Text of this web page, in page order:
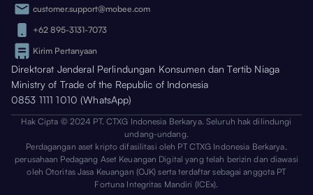
customer.support@mobee.com
+62 895-3131-7073
Kirim Pertanyaan
Direktorat Jenderal Perlindungan Konsumen dan Tertib Niaga
Ministry of Trade of the Republic of Indonesia
0853 1111 1010 (WhatsApp)
Hak Cipta © 2024 PT. CTXG Indonesia Berkarya. Seluruh hak dilindungi
undang-undang.
Perdagangan aset kripto difasilitasi oleh PT CTXG Indonesia Berkarya,
perusahaan Pedagang Aset Keuangan Digital yang telah berizin dan diawasi
oleh Otoritas Jasa Keuangan (OJK) serta terdaftar sebagai anggota PT
Fortuna Integritas Mandiri (ICEx).